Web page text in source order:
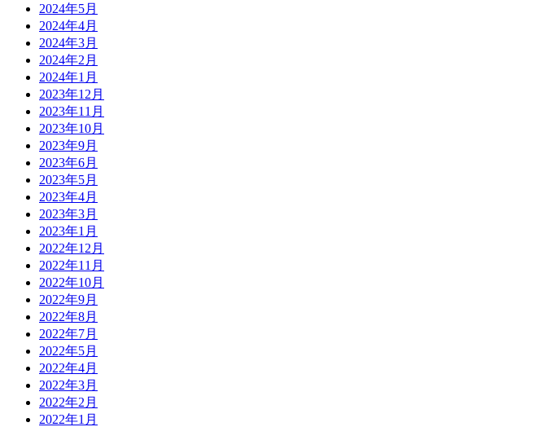
2024年5月
2024年4月
2024年3月
2024年2月
2024年1月
2023年12月
2023年11月
2023年10月
2023年9月
2023年6月
2023年5月
2023年4月
2023年3月
2023年1月
2022年12月
2022年11月
2022年10月
2022年9月
2022年8月
2022年7月
2022年5月
2022年4月
2022年3月
2022年2月
2022年1月